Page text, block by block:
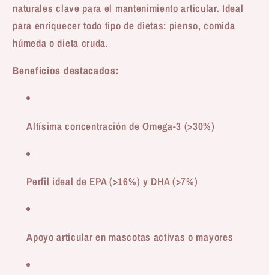
naturales clave para el mantenimiento articular. Ideal
para enriquecer todo tipo de dietas: pienso, comida
húmeda o dieta cruda.
Beneficios destacados:
Altísima concentración de Omega-3 (>30%)
Perfil ideal de EPA (>16%) y DHA (>7%)
Apoyo articular en mascotas activas o mayores